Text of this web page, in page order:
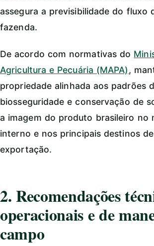
assegura a previsibilidade do fluxo
fazenda.
De acordo com normativas do
Agricultura e Pecuária (MAPA),
propriedade alinhada aos padrões
biosseguridade e conservação de
a imagem do produto brasileiro no
interno e nos principais destinos de
exportação.
2. Recomendações
operacionais e de
campo